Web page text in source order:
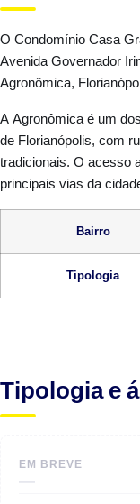
O Condomínio Casa
Avenida Governador
Agronômica,
A Agronômica é um
de Florianópolis, com
tradicionais. O acesso
principais vias da
Bairro
Tipologia
Tipologia e
EM BREVE
—